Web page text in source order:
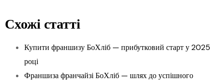
Схожі статті
Купити франшизу БоХліб — прибутковий старт у 2025
році
Франшиза франчайзі БоХліб — шлях до успішного